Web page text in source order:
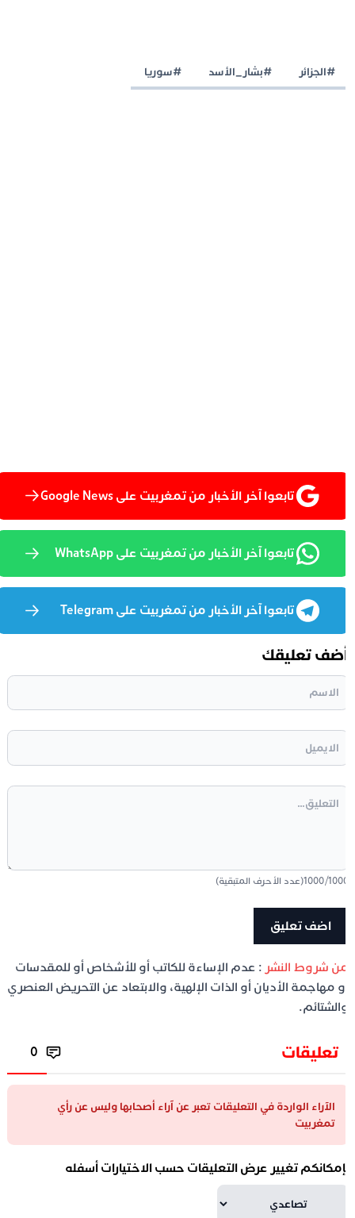
#الجزائر #بشار_الأسد #سوريا
تابعوا آخر الأخبار من تمغربيت على Google News
تابعوا آخر الأخبار من تمغربيت على WhatsApp
تابعوا آخر الأخبار من تمغربيت على Telegram
تعليقك
/
1000(عدد الأحرف المتبقية)
شروط النشر: عدم الإساءة للكاتب أو للأشخاص أو للمقدسات
مهاجمة الأديان أو الذات الإلهية، والابتعاد عن التحريض العنصري
تعليقات 0
الآراء الواردة في التعليقات تعبر عن آراء أصحابها وليس عن رأي
تمغربيت
تغيير عرض التعليقات حسب الاختيارات أسفله